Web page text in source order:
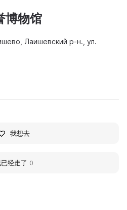
博物馆
Лаишевский р-н., ул.
我想去
经走了 0